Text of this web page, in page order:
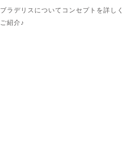
ブラデリスについてコンセプトを詳しく
ご紹介♪